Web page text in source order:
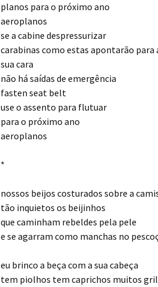
planos para o próximo ano
aeroplanos
se a cabine despressurizar
carabinas como estas apontarão para
sua cara
não há saídas de emergência
fasten seat belt
use o assento para flutuar
para o próximo ano
aeroplanos
*
nossos beijos costurados sobre a
tão inquietos os beijinhos
que caminham rebeldes pela pele
e se agarram como manchas no
eu brinco a beça com a sua cabeça
tem piolhos tem caprichos muitos